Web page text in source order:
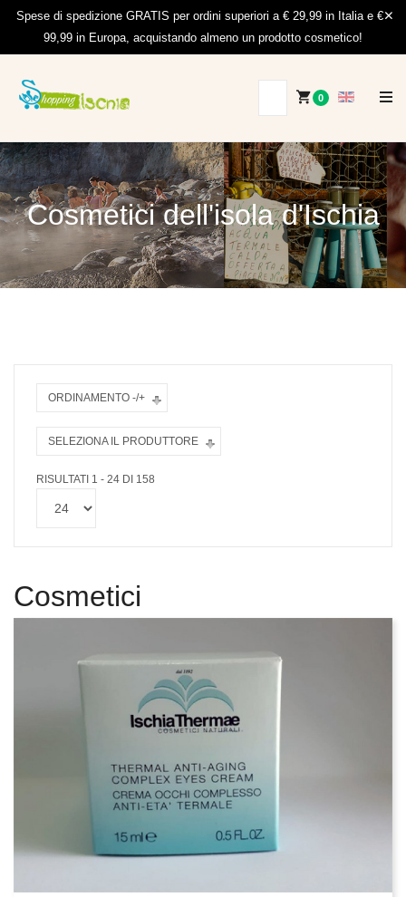
Spese di spedizione GRATIS per ordini superiori a € 29,99 in Italia e €
99,99 in Europa, acquistando almeno un prodotto cosmetico!
0
Cosmetici dell'isola d'Ischia
ORDINAMENTO -/+
SELEZIONA IL PRODUTTORE
RISULTATI 1 - 24 DI 158
Cosmetici